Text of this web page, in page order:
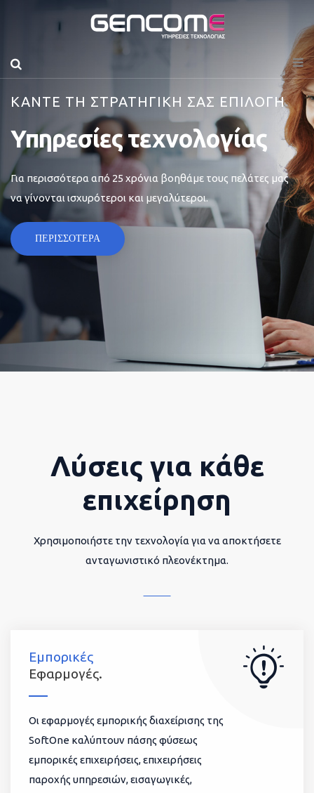
ΚΑΝΤΕ ΤΗ ΣΤΡΑΤΗΓΙΚΗ ΣΑΣ ΕΠΙΛΟΓΗ
Υπηρεσίες τεχνολογίας
Για περισσότερα από 25 χρόνια βοηθάμε τους πελάτες μας
να γίνονται ισχυρότεροι και μεγαλύτεροι.
ΠΕΡΙΣΣΟΤΕΡΑ
Λύσεις για κάθε
επιχείρηση
Χρησιμοποιήστε την τεχνολογία για να αποκτήσετε
ανταγωνιστικό πλεονέκτημα.
Εμπορικές
Εφαρμογές.
Οι εφαρμογές εμπορικής διαχείρισης της
SoftOne καλύπτουν πάσης φύσεως
εμπορικές επιχειρήσεις, επιχειρήσεις
παροχής υπηρεσιών, εισαγωγικές,